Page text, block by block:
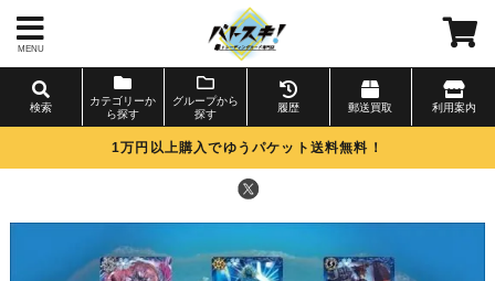
MENU
検索
カテゴリーか
ら探す
グループから
探す
履歴 郵送買取 利用案内
1万円以上購入でゆうパケット送料無料！